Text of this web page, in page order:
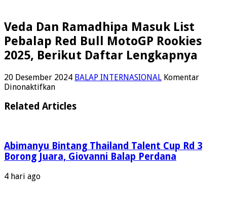
Veda Dan Ramadhipa Masuk List
Pebalap Red Bull MotoGP Rookies
2025, Berikut Daftar Lengkapnya
20 Desember 2024 BALAP INTERNASIONAL Komentar
Dinonaktifkanpada
Dan
Pebalap
Red
Bull
Related Articles
Abimanyu Bintang Thailand Talent Cup Rd 3
Borong Juara, Giovanni Balap Perdana
4 hari ago